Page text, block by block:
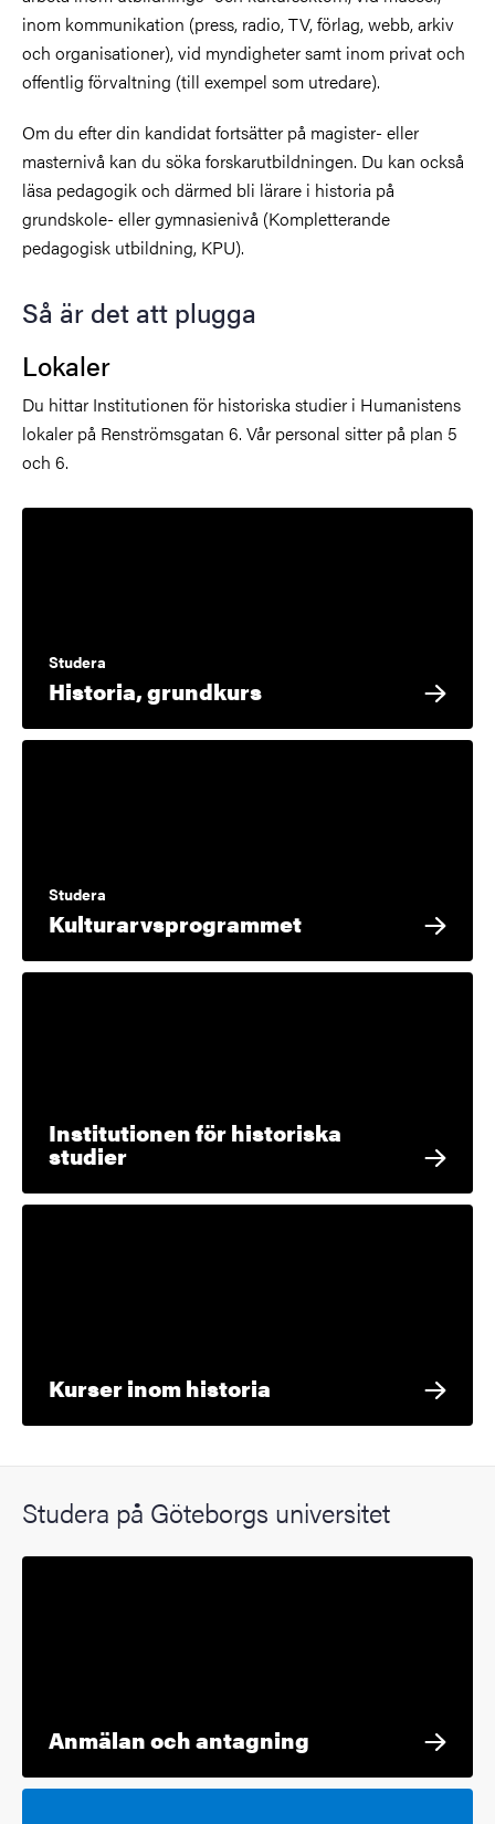
inom kommunikation (press, radio, TV, förlag, webb, arkiv
och organisationer), vid myndigheter samt inom privat och
offentlig förvaltning (till exempel som utredare).
Om du efter din kandidat fortsätter på magister- eller
masternivå kan du söka forskarutbildningen. Du kan också
läsa pedagogik och därmed bli lärare i historia på
grundskole- eller gymnasienivå (Kompletterande
pedagogisk utbildning, KPU).
Så är det att plugga
Lokaler
Du hittar Institutionen för historiska studier i Humanistens
lokaler på Renströmsgatan 6. Vår personal sitter på plan 5
och 6.
Studera
Historia, grundkurs
Studera
Kulturarvsprogrammet
Institutionen för historiska
studier
Kurser inom historia
Studera på Göteborgs universitet
Anmälan och antagning